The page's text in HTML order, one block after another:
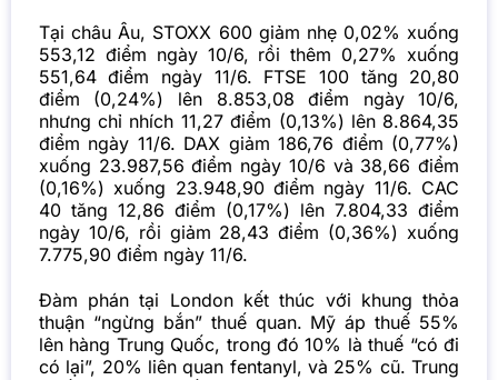
Tại châu Âu, STOXX 600 giảm nhẹ 0,02% xuống
553,12 điểm ngày 10/6, rồi thêm 0,27% xuống
551,64 điểm ngày 11/6. FTSE 100 tăng 20,80
điểm (0,24%) lên 8.853,08 điểm ngày 10/6,
nhưng chỉ nhích 11,27 điểm (0,13%) lên 8.864,35
điểm ngày 11/6. DAX giảm 186,76 điểm (0,77%)
xuống 23.987,56 điểm ngày 10/6 và 38,66 điểm
(0,16%) xuống 23.948,90 điểm ngày 11/6. CAC
40 tăng 12,86 điểm (0,17%) lên 7.804,33 điểm
ngày 10/6, rồi giảm 28,43 điểm (0,36%) xuống
7.775,90 điểm ngày 11/6.
Đàm phán tại London kết thúc với khung thỏa
thuận “ngừng bắn” thuế quan. Mỹ áp thuế 55%
lên hàng Trung Quốc, trong đó 10% là thuế “có đi
có lại”, 20% liên quan fentanyl, và 25% cũ. Trung